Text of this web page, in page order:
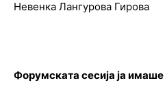
Невенка Лангурова Гирова
Форумската сесија ја